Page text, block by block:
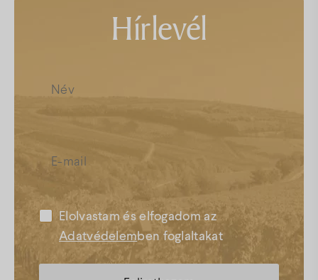
Hírlevél
Elolvastam és elfogadom az
Adatvédelemben foglaltakat